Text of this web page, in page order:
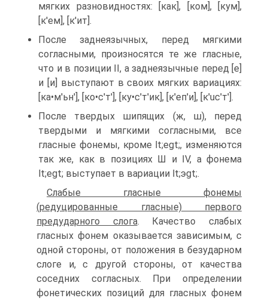
мягких разновидностях: [как], [ком], [кум],
[к'ем], [к'ит].
После заднеязычных, перед мягкими
согласными, произносятся те же гласные,
что и в позиции II, а заднеязычные перед [е]
и [и] выступают в своих мягких вариациях:
[ка•м'ьн'], [ко•с'т'], [ку•с'т'ик], [к'eп'и], [к'uс'т'].
После твердых шипящих (ж, ш), перед
твердыми и мягкими согласными, все
гласные фонемы, кроме lt;еgt;, изменяются
так же, как в позициях Ш и IV, а фонема
lt;еgt; выступает в вариации lt;эgt;.
Слабые гласные фонемы
(редуцированные гласные) первого
предударного слога. Качество слабых
гласных фонем оказывается зависимым, с
одной стороны, от положения в безударном
слоге и, с другой стороны, от качества
соседних согласных. При определении
фонетических позиций для гласных фонем